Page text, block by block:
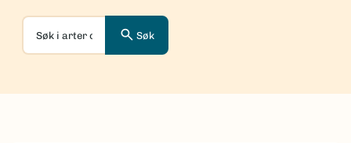
i
og
Søk